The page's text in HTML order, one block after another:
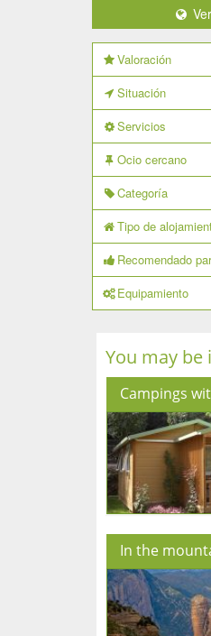
Valoración
Situación
Servicios
Ocio cercano
Categoría
Tipo de
Recomendado
Equipamiento
You may be
Campings
In the